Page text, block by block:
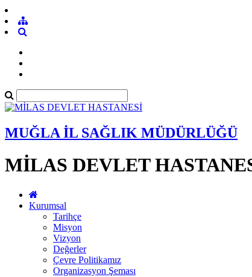
MUĞLA İL SAĞLIK MÜDÜRLÜĞÜ
MİLAS DEVLET
Kurumsal
Tarihçe
Misyon
Vizyon
Değerler
Çevre Politikamız
Organizasyon Şeması